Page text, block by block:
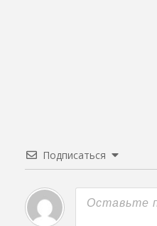
Подписаться